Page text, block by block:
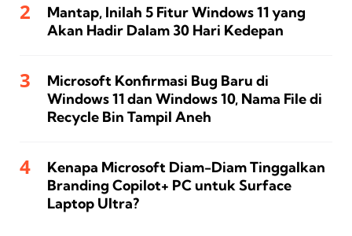
Mantap, Inilah 5 Fitur Windows 11 yang
Akan Hadir Dalam 30 Hari Kedepan
Microsoft Konfirmasi Bug Baru di
Windows 11 dan Windows 10, Nama File di
Recycle Bin Tampil Aneh
Kenapa Microsoft Diam-Diam Tinggalkan
Branding Copilot+ PC untuk Surface
Laptop Ultra?